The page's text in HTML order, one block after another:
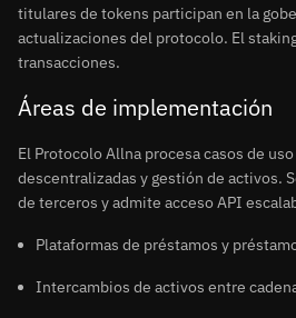
titulares de tokens participan en la
actualizaciones del protocolo. El
transacciones.
Áreas de implementación
El Protocolo Allna procesa casos de
descentralizadas y gestión de activos.
de terceros y admite acceso API
Plataformas de préstamos y
Intercambios de activos entre